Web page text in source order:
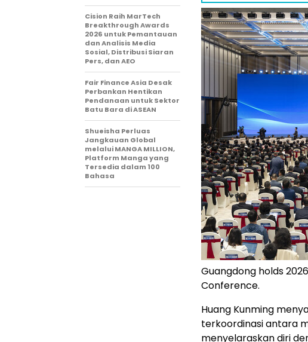
Guangdong holds
Conference.
Huang Kunming
terkoordinasi antara
menyelaraskan diri
Cision Raih MarTech
Breakthrough Awards
2026 untuk Pemantauan
dan Analisis Media
Sosial, Distribusi Siaran
Pers, dan AEO
Fair Finance Asia Desak
Perbankan Hentikan
Pendanaan untuk Sektor
Batu Bara di ASEAN
Shueisha Perluas
Jangkauan Global
melalui MANGA MILLION,
Platform Manga yang
Tersedia dalam 100
Bahasa